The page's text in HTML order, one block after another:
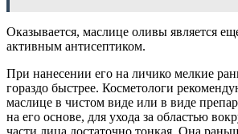
Оказывается, маслице оливы является
активным антисептиком.
При нанесении его на личико мелкие
гораздо быстрее. Косметологи
маслице в чистом виде или в виде
на его основе, для ухода за областью